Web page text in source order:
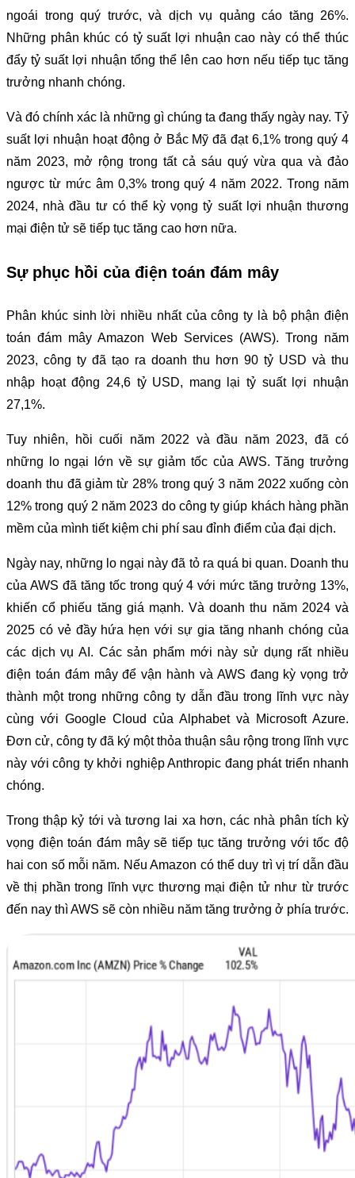
ngoái trong quý trước, và dịch vụ quảng cáo tăng 26%.
Những phân khúc có tỷ suất lợi nhuận cao này có thể thúc
đẩy tỷ suất lợi nhuận tổng thể lên cao hơn nếu tiếp tục tăng
trưởng nhanh chóng.
Và đó chính xác là những gì chúng ta đang thấy ngày nay. Tỷ
suất lợi nhuận hoạt động ở Bắc Mỹ đã đạt 6,1% trong quý 4
năm 2023, mở rộng trong tất cả sáu quý vừa qua và đảo
ngược từ mức âm 0,3% trong quý 4 năm 2022. Trong năm
2024, nhà đầu tư có thể kỳ vọng tỷ suất lợi nhuận thương
mại điện tử sẽ tiếp tục tăng cao hơn nữa.
Sự phục hồi của điện toán đám mây
Phân khúc sinh lời nhiều nhất của công ty là bộ phận điện
toán đám mây Amazon Web Services (AWS). Trong năm
2023, công ty đã tạo ra doanh thu hơn 90 tỷ USD và thu
nhập hoạt động 24,6 tỷ USD, mang lại tỷ suất lợi nhuận
27,1%.
Tuy nhiên, hồi cuối năm 2022 và đầu năm 2023, đã có
những lo ngại lớn về sự giảm tốc của AWS. Tăng trưởng
doanh thu đã giảm từ 28% trong quý 3 năm 2022 xuống còn
12% trong quý 2 năm 2023 do công ty giúp khách hàng phần
mềm của mình tiết kiệm chi phí sau đỉnh điểm của đại dịch.
Ngày nay, những lo ngại này đã tỏ ra quá bi quan. Doanh thu
của AWS đã tăng tốc trong quý 4 với mức tăng trưởng 13%,
khiến cổ phiếu tăng giá mạnh. Và doanh thu năm 2024 và
2025 có vẻ đầy hứa hẹn với sự gia tăng nhanh chóng của
các dịch vụ AI. Các sản phẩm mới này sử dụng rất nhiều
điện toán đám mây để vận hành và AWS đang kỳ vọng trở
thành một trong những công ty dẫn đầu trong lĩnh vực này
cùng với Google Cloud của Alphabet và Microsoft Azure.
Đơn cử, công ty đã ký một thỏa thuận sâu rộng trong lĩnh vực
này với công ty khởi nghiệp Anthropic đang phát triển nhanh
chóng.
Trong thập kỷ tới và tương lai xa hơn, các nhà phân tích kỳ
vọng điện toán đám mây sẽ tiếp tục tăng trưởng với tốc độ
hai con số mỗi năm. Nếu Amazon có thể duy trì vị trí dẫn đầu
về thị phần trong lĩnh vực thương mại điện tử như từ trước
đến nay thì AWS sẽ còn nhiều năm tăng trưởng ở phía trước.